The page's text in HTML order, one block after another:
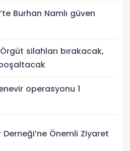
Burhan Namlı güven
silahları bırakacak,
operasyonu 1
Önemli Ziyaret